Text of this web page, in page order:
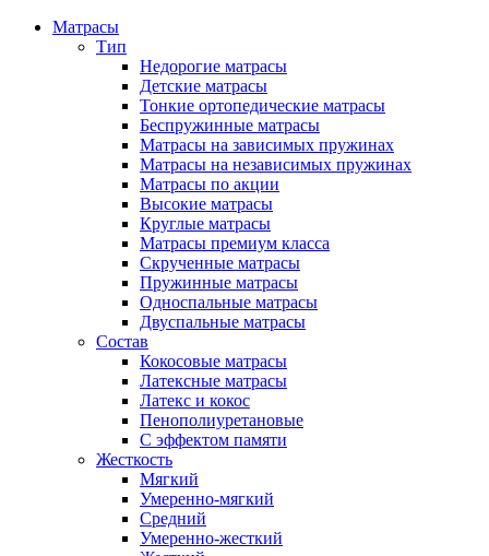
Матрасы
Тип
Недорогие матрасы
Детские матрасы
Тонкие ортопедические матрасы
Беспружинные матрасы
Матрасы на зависимых пружинах
Матрасы на независимых пружинах
Матрасы по акции
Высокие матрасы
Круглые матрасы
Матрасы премиум класса
Скрученные матрасы
Пружинные матрасы
Односпальные матрасы
Двуспальные матрасы
Состав
Кокосовые матрасы
Латексные матрасы
Латекс и кокос
Пенополиуретановые
С эффектом памяти
Жесткость
Мягкий
Умеренно-мягкий
Средний
Умеренно-жесткий